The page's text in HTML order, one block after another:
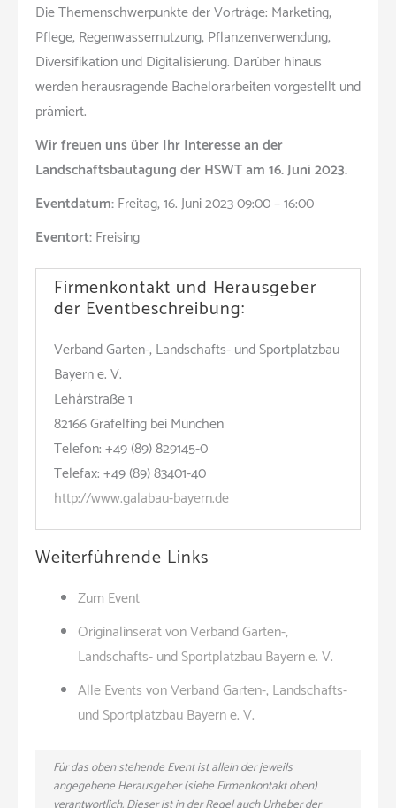
Die Themenschwerpunkte der Vorträge: Marketing,
Pflege, Regenwassernutzung, Pflanzenverwendung,
Diversifikation und Digitalisierung. Darüber hinaus
werden herausragende Bachelorarbeiten vorgestellt und
prämiert.
Wir freuen uns über Ihr Interesse an der
Landschaftsbautagung der HSWT am 16. Juni 2023.
Eventdatum:Freitag, 16. Juni 2023 09:00 – 16:00
Eventort:Freising
Firmenkontakt und Herausgeber
der Eventbeschreibung:
Verband Garten-, Landschafts- und Sportplatzbau
Bayern e. V.
Lehárstraße 1
82166 Gräfelfing bei München
Telefon: +49 (89) 829145-0
Telefax: +49 (89) 83401-40
http://www.galabau-bayern.de
Weiterführende Links
Zum Event
Originalinserat von Verband Garten-,
Landschafts- und Sportplatzbau Bayern e. V.
Alle Events von Verband Garten-, Landschafts-
und Sportplatzbau Bayern e. V.
Für das oben stehende Event ist allein der jeweils
angegebene Herausgeber (siehe Firmenkontakt oben)